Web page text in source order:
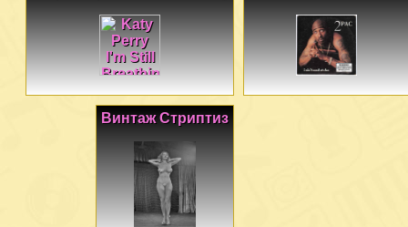
Винтаж Стриптиз